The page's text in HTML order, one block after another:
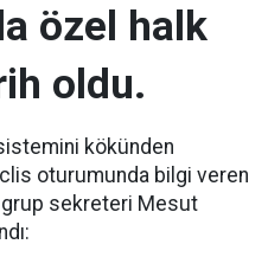
özel halk
oldu.
kökünden
oturumunda bilgi veren
grup sekreteri Mesut